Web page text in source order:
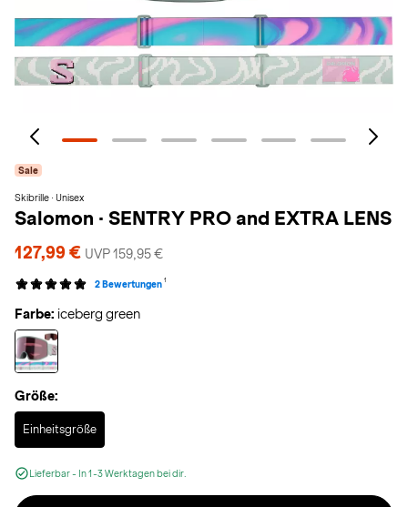
Sale
Skibrille · Unisex
Salomon · SENTRY PRO and EXTRA LENS
127,99 € UVP 159,95 €
2 Bewertungen 1
Farbe: iceberg green
Größe:
Einheitsgröße
Selected
Lieferbar - In 1-3 Werktagen bei dir.